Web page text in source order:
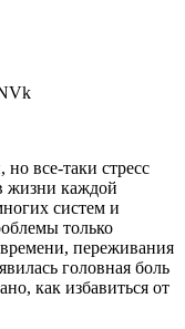
все-таки стресс
жизни каждой
систем и
только
переживания
головная боль
как избавиться от